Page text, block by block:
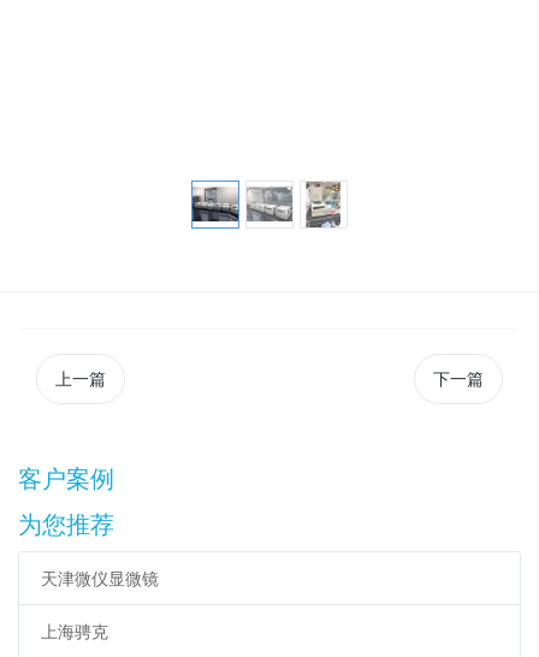
上一篇 下一篇
客户案例
为您推荐
天津微仪显微镜
上海骋克